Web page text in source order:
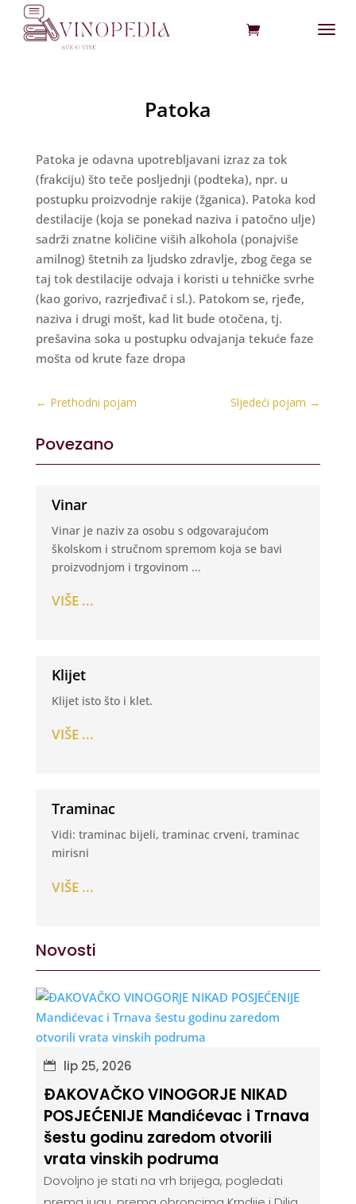
Patoka
Patoka je odavna upotrebljavani izraz za tok
(frakciju) što teče posljednji (podteka), npr. u
postupku proizvodnje rakije (žganica). Patoka kod
destilacije (koja se ponekad naziva i patočno ulje)
sadrži znatne količine viših alkohola (ponajviše
amilnog) štetnih za ljudsko zdravlje, zbog čega se
taj tok destilacije odvaja i koristi u tehničke svrhe
(kao gorivo, razrjeđivač i sl.). Patokom se, rjeđe,
naziva i drugi mošt, kad lit bude otočena, tj.
prešavina soka u postupku odvajanja tekuće faze
mošta od krute faze dropa
← Prethodni pojam Sljedeći pojam →
Povezano
Vinar
Vinar je naziv za osobu s odgovarajućom
školskom i stručnom spremom koja se bavi
proizvodnjom i trgovinom ...
VIŠE ...
Klijet
Klijet isto što i klet.
VIŠE ...
Traminac
Vidi: traminac bijeli, traminac crveni, traminac
mirisni
VIŠE ...
Novosti
lip 25, 2026
ĐAKOVAČKO VINOGORJE NIKAD
POSJEĆENIJE Mandićevac i Trnava
šestu godinu zaredom otvorili
vrata vinskih podruma
Dovoljno je stati na vrh brijega, pogledati